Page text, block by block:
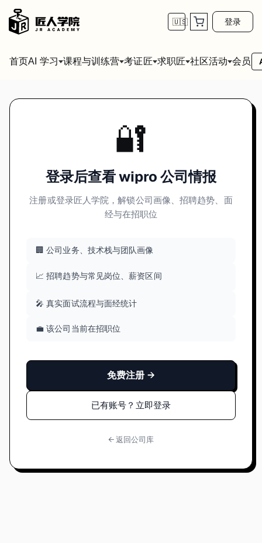
🇺🇸 登录
首页AI 学习 课程与训练营 考证匠 求职匠 社区活动 会员
🔐
登录后查看 wipro 公司情报
注册或登录匠人学院，解锁公司画像、招聘趋势、面
经与在招职位
🏢 公司业务、技术栈与团队画像
📈 招聘趋势与常见岗位、薪资区间
🎤 真实面试流程与面经统计
💼 该公司当前在招职位
免费注册 →
已有账号？立即登录
← 返回公司库